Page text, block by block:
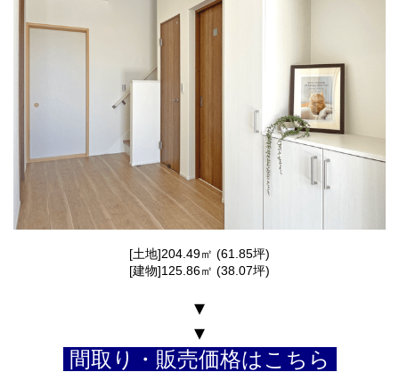
[土地]204.49㎡ (61.85坪)
[建物]125.86㎡ (38.07坪)
▾
▾
間取り・販売価格はこちら